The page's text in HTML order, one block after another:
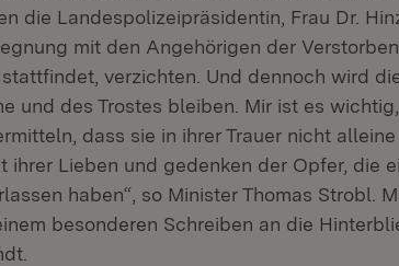
die Landespolizeipräsidentin, Frau Dr.
mit den Angehörigen der
verzichten. Und dennoch wird
und des Trostes bleiben. Mir ist es
dass sie in ihrer Trauer nicht
ihrer Lieben und gedenken der Opfer, die
haben“, so Minister Thomas Strobl.
besonderen Schreiben an die